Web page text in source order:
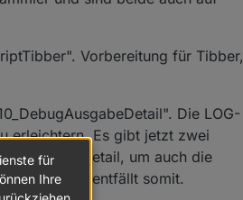
Vorbereitung für Tibber,
Die LOG-
erleichtern. Es gibt jetzt zwei
um auch die
entfällt somit.
für
Ihre